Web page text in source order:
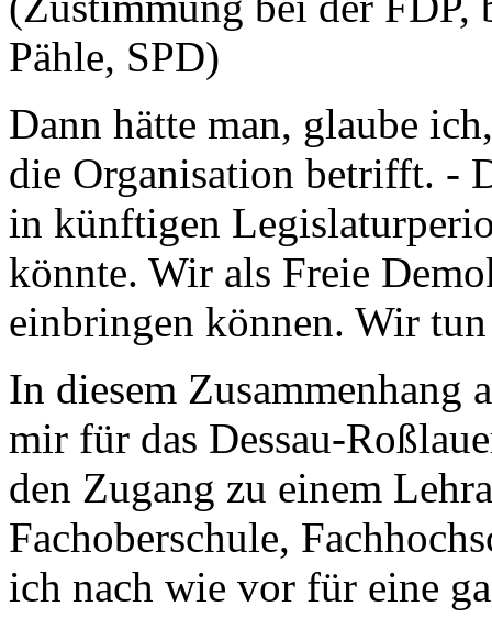
Pähle, SPD)
Dann hätte man, glaube
die Organisation betrifft. -
in künftigen
könnte. Wir als Freie
einbringen können. Wir
In diesem Zusammenhang
mir für das Dessau-
den Zugang zu einem
Fachoberschule,
ich nach wie vor für eine